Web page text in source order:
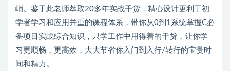
峭。鉴于此老师萃取20多年实战干货，精心设计更利于初
学者学习和应用并重的课程体系，带你从0到1系统掌握C必
备项目实战综合知识，只学工作中用得着的干货，让你学
习更顺畅，更高效，大大节省你入门到入行/转行的宝贵时
间和精力。